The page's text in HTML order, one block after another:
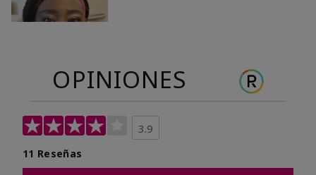
OPINIONES
3.9
11 Reseñas